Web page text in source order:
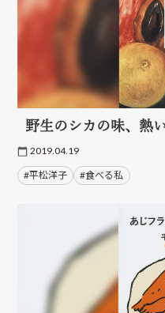
野生のシカの味、熱
2019.04.19
#平松洋子 #食べる私